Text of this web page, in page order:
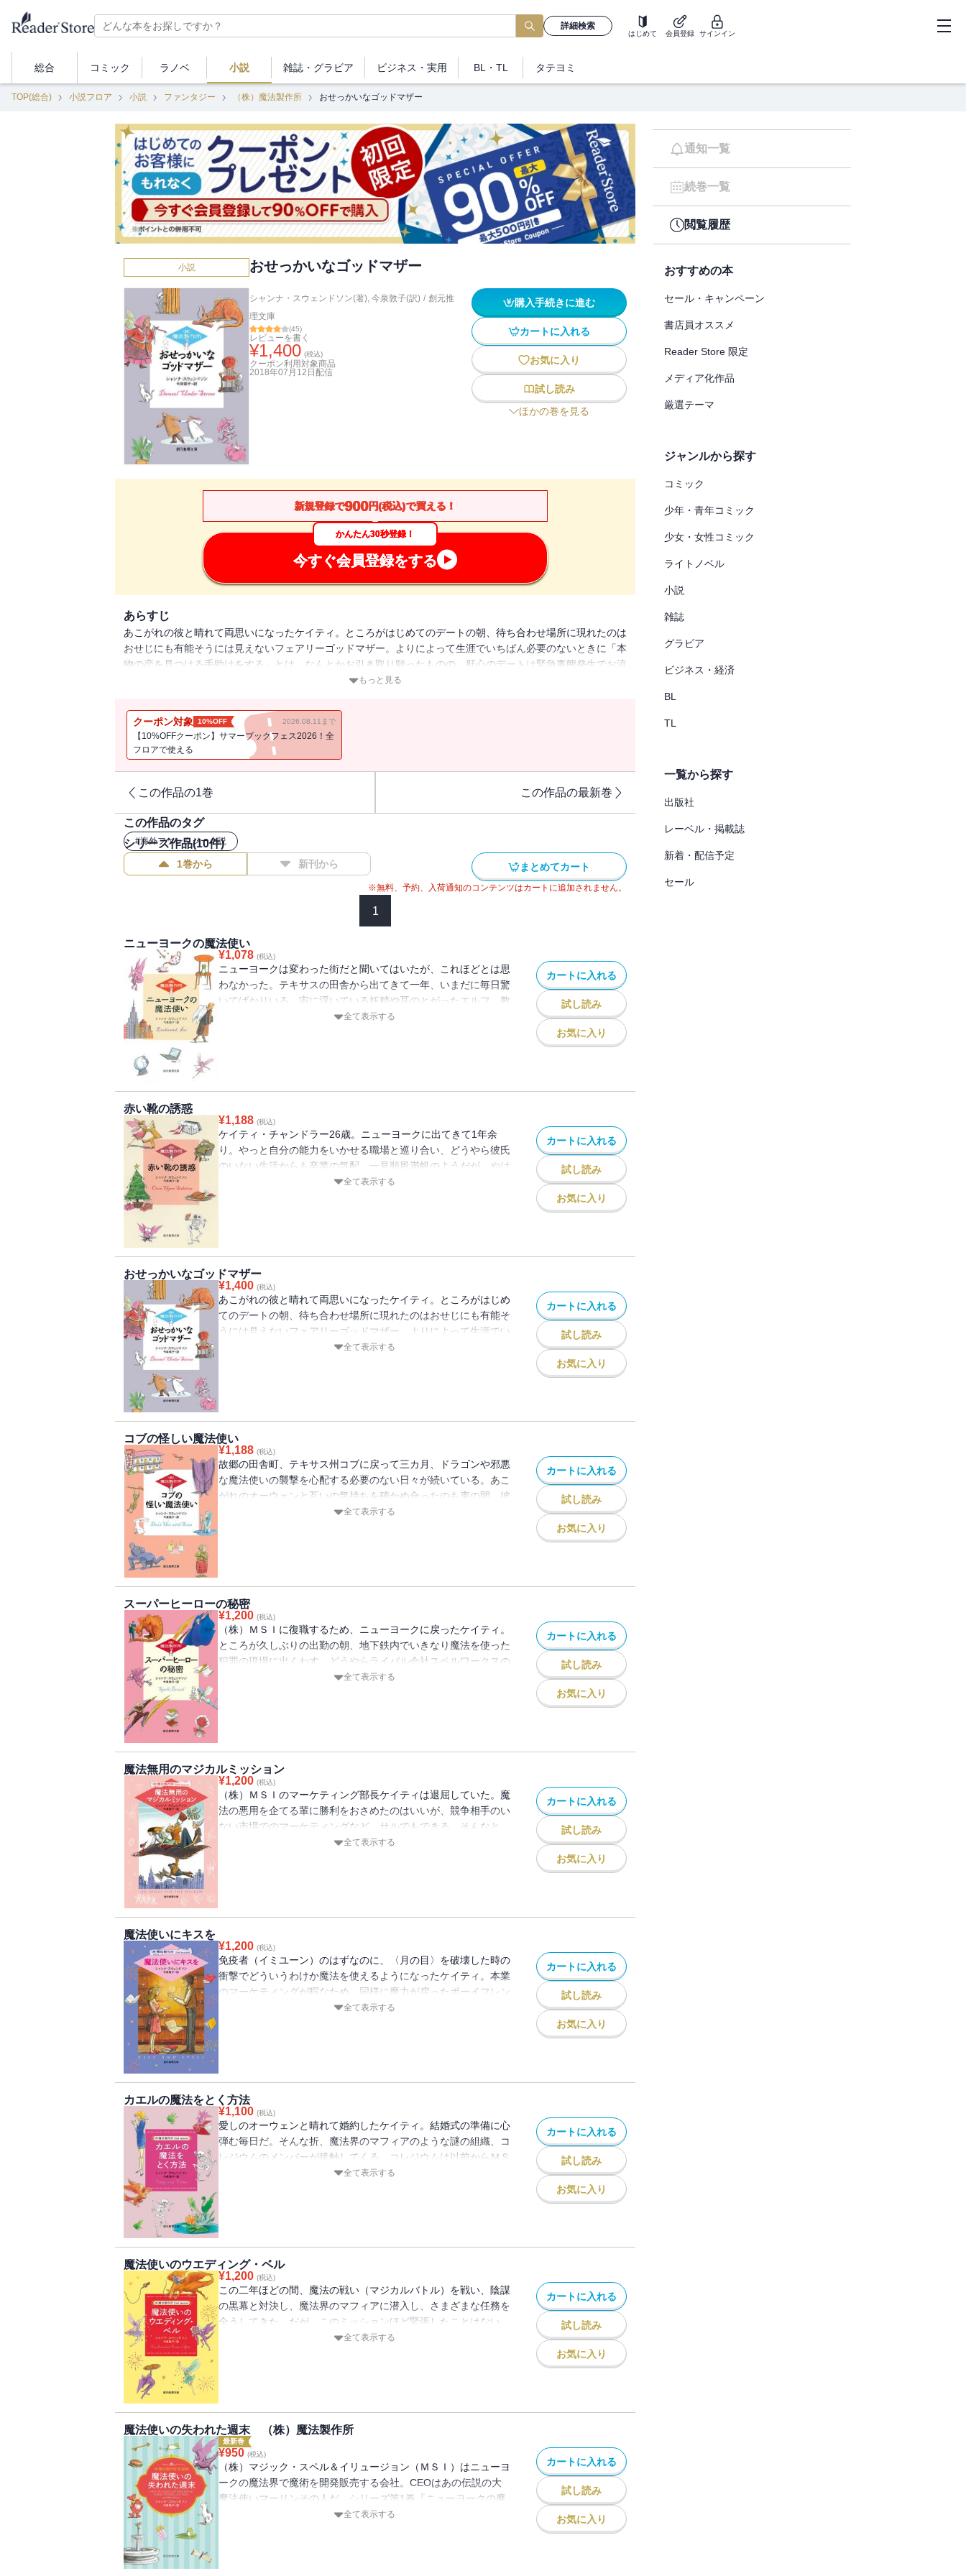
詳細検索
はじめて 会員登録 サインイン
総合 コミック ラノベ 小説 雑誌・ グラビア ビジネス ・実用 BL・TL タテヨミ
TOP(総合) 小説フロア 小説 ファンタジー （株）魔法製作所 おせっかいなゴッドマザー
小説 おせっかいなゴッドマザー
シャンナ・スウェンドソン(著), 今泉敦子(訳) / 創元推
理文庫
(45)
レビューを書く
¥1,400 (税込)
クーポン利用対象商品
2018年07月12日 配信
購入手続きに進む
カートに入れる
お気に入り
試し読み
ほかの巻を見る
新規登録で900円(税込)で買える！
かんたん30秒登録！
今すぐ会員登録をする
あらすじ
あこがれの彼と晴れて両思いになったケイティ。ところがはじめてのデートの朝、待ち合わせ場所に現れたのは
おせじにも有能そうには見えないフェアリーゴッドマザー。よりによって生涯でいちばん必要のないときに「本
物の恋を見つける手助けをする」とは。なんとかお引き取り願ったものの、肝心のデートは緊急事態発生でお流
れ。前途多難だ。一方、魔法の悪用を企む一味が派手な広告戦略に打って出たため、対策を講じることになった
せることになろうとは・・・・・・。おしゃれでロマンチックなファンタジー。好評シリーズ第三弾。／解説＝
妹尾ゆふ子
もっと見る
クーポン対象 10%OFF 2026.08.11まで
【10%OFFクーポン】サマーブックフェス2026！全
フロアで使える
この作品の1巻 この作品の最新巻
この作品のタグ
#海外ファンタジー小説
シリーズ作品(10件)
1巻から 新刊から まとめてカート
※無料、予約、入荷通知のコンテンツはカートに追加されません。
1
ニューヨークの魔法使い
¥1,078 (税込)
ニューヨークは変わった街だと聞いてはいたが、これほどとは思
わなかった。テキサスの田舎から出てきて一年、いまだに毎日驚
いてばかりいる。宙に浮いている妖精や耳のとがったエルフ、教
会の屋根にいたりいなかったりするガーゴイル・・・・・・。こ
た。でもちょっと待って、うまい話には必ず裏がある。現代のニ
記』。（株）魔法製作所シリーズ第1弾。
全て表示する
カートに入れる
試し読み
お気に入り
赤い靴の誘惑
¥1,188 (税込)
ケイティ・チャンドラー26歳。ニューヨークに出てきて1年余
り。やっと自分の能力をいかせる職場と巡り合い、どうやら彼氏
のいない生活からも卒業の気配。一見順風満帆のようだが、やは
り人生そううまくはいかないもの。スパイ事件が発生し、社内の
協力で、なんとか無事乗りきれると思った矢先、ママが変なもの
が見えると言い出した。危うし、ケイティ！ 好評〈（株）魔法
製作所〉第2弾。
全て表示する
カートに入れる
試し読み
お気に入り
おせっかいなゴッドマザー
¥1,400 (税込)
あこがれの彼と晴れて両思いになったケイティ。ところがはじめ
てのデートの朝、待ち合わせ場所に現れたのはおせじにも有能そ
うには見えないフェアリーゴッドマザー。よりによって生涯でい
ちばん必要のないときに「本物の恋を見つける手助けをする」と
は・・・・・・。おしゃれでロマンチックなファンタジー。好評
シリーズ第三弾。／解説＝妹尾ゆふ子
全て表示する
カートに入れる
試し読み
お気に入り
コブの怪しい魔法使い
¥1,188 (税込)
故郷の田舎町、テキサス州コブに戻って三カ月、ドラゴンや邪悪
な魔法使いの襲撃を心配する必要のない日々が続いている。あこ
がれのオーウェンと互いの気持ちを確かめ合ったのも束の間、彼
の最大の弱点が自分だという、ロマンス小説のヒロインのような
る。大家族が繰り広げるてんやわんやをさばきつつの大奮闘、果
たしてその結末は？ おしゃれでロマンチックなファンタジー第
4弾。
全て表示する
カートに入れる
試し読み
お気に入り
スーパーヒーローの秘密
¥1,200 (税込)
（株）ＭＳＩに復職するため、ニューヨークに戻ったケイティ。
ところが久しぶりの出勤の朝、地下鉄内でいきなり魔法を使った
犯罪の現場に出くわす。どうやらライバル会社スペルワークスの
仕業らしい。魔法の悪用を企む輩を阻止すべく立ちあがった、伝
てついにオーウェンの出生の秘密が明らかに……。大人気のロマ
ンチックファンタジー第5弾！
全て表示する
カートに入れる
試し読み
お気に入り
魔法無用のマジカルミッション
¥1,200 (税込)
（株）ＭＳＩのマーケティング部長ケイティは退屈していた。魔
法の悪用を企てる輩に勝利をおさめたのはいいが、競争相手のい
ない市場でのマーケティングなど、サルでもできる。そんなと
き、魔力を失ったのを好機と、魔力をもつ者が読むと正気を失う
ってしまう。オーウェンはケイティとともに追跡を開始する。大
全て表示する
カートに入れる
試し読み
お気に入り
魔法使いにキスを
¥1,200 (税込)
免疫者（イミユーン）のはずなのに、〈月の目〉を破壊した時の
衝撃でどういうわけか魔法を使えるようになったケイティ。本業
のマーケティングが暇なため、同様に魔力が戻ったボーイフレン
ドのオーウェンに魔法の使い方を教わる毎日だ。そんなある日、
乗り出したケイティとオーウェン。やがてふたりの身にも敵の魔
の手が伸びる……。大人気シリーズ第7弾。
全て表示する
カートに入れる
試し読み
お気に入り
カエルの魔法をとく方法
¥1,100 (税込)
愛しのオーウェンと晴れて婚約したケイティ。結婚式の準備に心
弾む毎日だ。そんな折、魔法界のマフィアのような謎の組織、コ
レジウムのメンバーが接触してくる。コレジウムは以前からＭＳ
Ｉの乗っ取りを企てていたが、マーリンがＭＳＩのトップに返り
菜
全て表示する
カートに入れる
試し読み
お気に入り
魔法使いのウエディング・ベル
¥1,200 (税込)
この二年ほどの間、魔法の戦い（マジカルバトル）を戦い、陰謀
の黒幕と対決し、魔法界のマフィアに潜入し、さまざまな任務を
全うしてきた。だが、このミッションほど緊張したことはない。
愛するオーウェンとの結婚式のために、ウエディングドレスのセ
を始めるが……。大人気シリーズ、ついにグランドフィナーレ！
全て表示する
カートに入れる
試し読み
お気に入り
魔法使いの失われた週末 （株）魔法製作所
最新巻
¥950 (税込)
（株）マジック・スペル＆イリュージョン（ＭＳＩ）はニューヨ
ークの魔法界で魔術を開発販売する会社。CEOはあの伝説の大
魔法使いマーリンその人だ。シリーズ第1巻『ニューヨークの魔
法使い』が始まる数週間前の出来事を警備部長ガーゴイルのサム
全て表示する
カートに入れる
試し読み
お気に入り
通知一覧
続巻一覧
閲覧履歴
おすすめの本
セール・キャンペーン
書店員オススメ
Reader Store 限定
メディア化作品
厳選テーマ
ジャンルから探す
コミック
少年・青年コミック
少女・女性コミック
ライトノベル
小説
雑誌
グラビア
ビジネス・経済
BL
TL
一覧から探す
出版社
レーベル・掲載誌
新着・配信予定
セール